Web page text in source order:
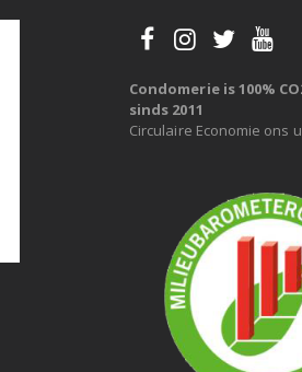
Condomerie is 100%
sinds 2011
Circulaire Economie ons